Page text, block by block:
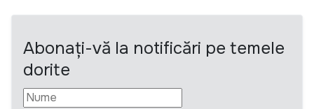
Abonați-vă la notificări pe temele
dorite